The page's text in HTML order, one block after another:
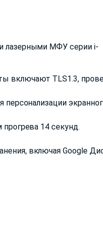
лазерными МФУ серии i-
включают TLS1.3,
персонализации
14 секунд.
включая Google